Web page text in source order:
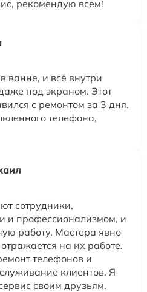
рекомендую всем!
ванне, и всё внутри
под экраном. Этот
с ремонтом за 3 дня.
телефона,
сотрудники,
и профессионализмом, и
работу. Мастера явно
на их работе.
телефонов и
клиентов. Я
своим друзьям.